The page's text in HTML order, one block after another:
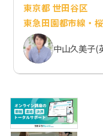
東京都 世田谷区
東急田園都市線・
中山久美子(